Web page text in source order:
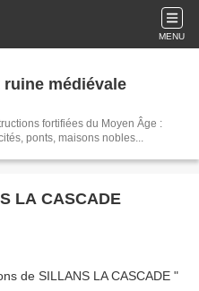
MENU
médiévale
fortifiées du Moyen Âge :
ponts, maisons nobles...
LA CASCADE